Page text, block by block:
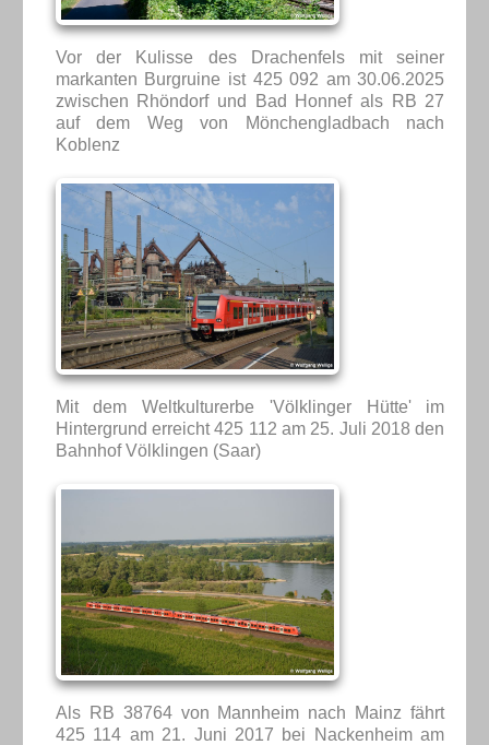
Vor der Kulisse des Drachenfels mit seiner
markanten Burgruine ist 425 092 am 30.06.2025
zwischen Rhöndorf und Bad Honnef als RB 27
auf dem Weg von Mönchengladbach nach
Koblenz
Mit dem Weltkulturerbe 'Völklinger Hütte' im
Hintergrund erreicht 425 112 am 25. Juli 2018 den
Bahnhof Völklingen (Saar)
Als RB 38764 von Mannheim nach Mainz fährt
425 114 am 21. Juni 2017 bei Nackenheim am